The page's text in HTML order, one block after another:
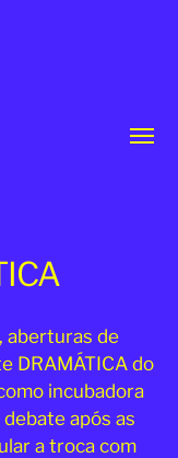
Menu
aberturas de
DRAMÁTICA do
incubadora
após as
a troca com